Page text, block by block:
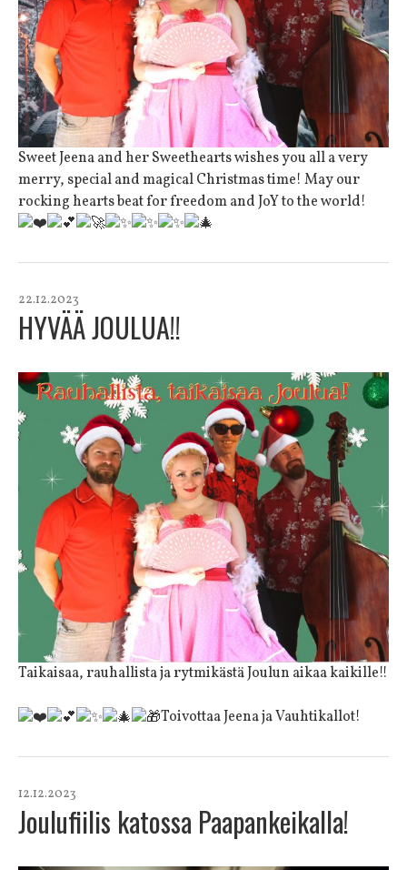
Sweet Jeena and her Sweethearts wishes you all a very
merry, special and magical Christmas time! May our
rocking hearts beat for freedom and JoY to the world!
HYVÄÄ JOULUA!!
22.12.2023
Taikaisaa, rauhallista ja rytmikästä Joulun aikaa kaikille!!
Toivottaa Jeena ja Vauhtikallot!
Joulufiilis katossa Paapankeikalla!
12.12.2023